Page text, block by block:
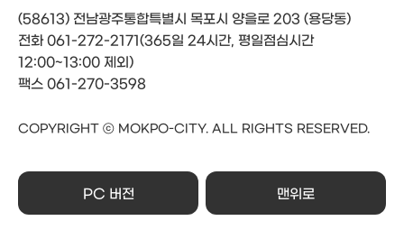
(58613) 전남광주통합특별시 목포시 양을로 203 (용당동)
전화 061-272-2171(365일 24시간, 평일점심시간
12:00~13:00 제외)
팩스 061-270-3598
COPYRIGHT ⓒ MOKPO-CITY. ALL RIGHTS RESERVED.
PC 버전 맨위로